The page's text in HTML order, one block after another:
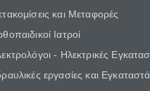
και Μεταφορές
Ιατροί
- Ηλεκτρικές
εργασίες και